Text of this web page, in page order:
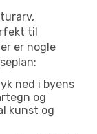
til
er nogle
ned i byens
og
kunst og